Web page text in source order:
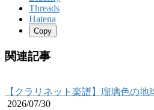
Threads
Hatena
Copy
関連記事
【クラリネット楽譜】瑠璃色の
2026/07/30